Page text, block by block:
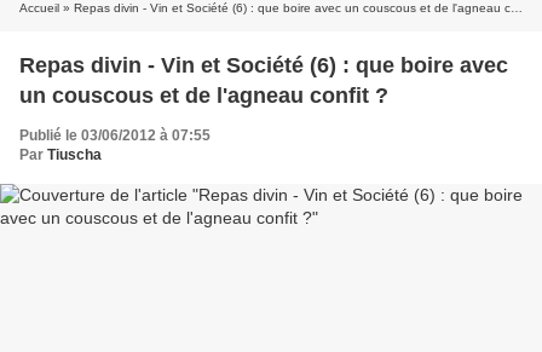
Accueil » Repas divin - Vin et Société (6) : que boire avec un couscous et de l'agneau confit ?
Repas divin - Vin et Société (6) : que boire avec
un couscous et de l'agneau confit ?
Publié le 03/06/2012 à 07:55
Par Tiuscha